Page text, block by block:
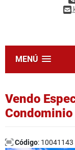
MENÚ
Vendo
Condominio
Código: 10041143